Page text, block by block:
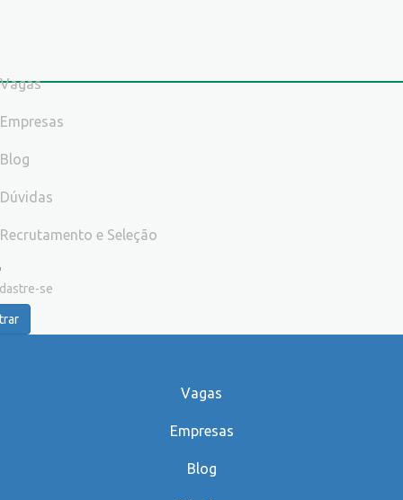
Vagas
Empresas
Blog
Dúvidas
Recrutamento e Seleção
se
Vagas
Empresas
Blog